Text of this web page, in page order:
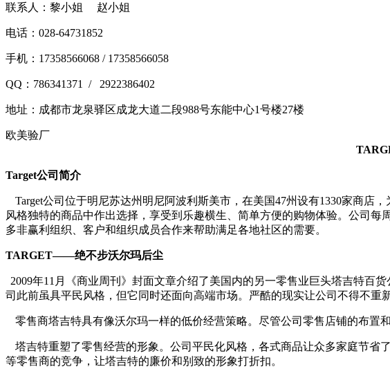
联系人：黎小姐 赵小姐
电话：028-64731852
手机：17358566068 / 17358566058
QQ：786341371 / 2922386402
地址： 成都市龙泉驿区成龙大道二段988号东能中心1号楼27楼
欧美验厂
Target公司简介
Target公司位于明尼苏达州明尼阿波利斯美市，在美国47州设有1330家商店
风格独特的商品中作出选择，享受到乐趣横生、简单方便的购物体验。公司每
多非赢利组织、客户和组织成员合作来帮助满足各地社区的需要。
TARGET——绝不步沃尔玛后尘
2009年11月《商业周刊》封面文章介绍了美国内的另一零售业巨头塔吉特百
司此前虽具平民风格，但它同时还面向高端市场。严酷的现实让公司不得不重
零售商塔吉特具有像沃尔玛一样的低价经营策略。尽管公司零售店铺的布置
塔吉特重塑了零售经营的形象。公司平民化风格，各式商品让众多家庭节
等零售商的竞争，让塔吉特的廉价和别致的形象打折扣。